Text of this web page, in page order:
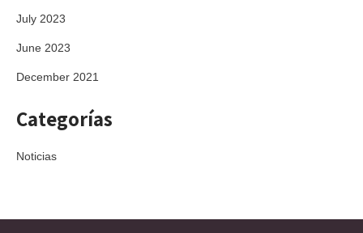
July 2023
June 2023
December 2021
Categorías
Noticias